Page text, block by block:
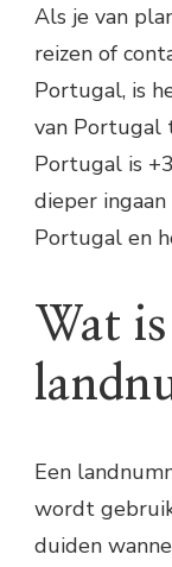
Als je van
reizen of
Portugal, is
van Portugal
Portugal is
dieper
Portugal en
Wat
Een
wordt
duiden